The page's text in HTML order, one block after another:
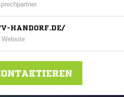
HANDORF.DE/
Website